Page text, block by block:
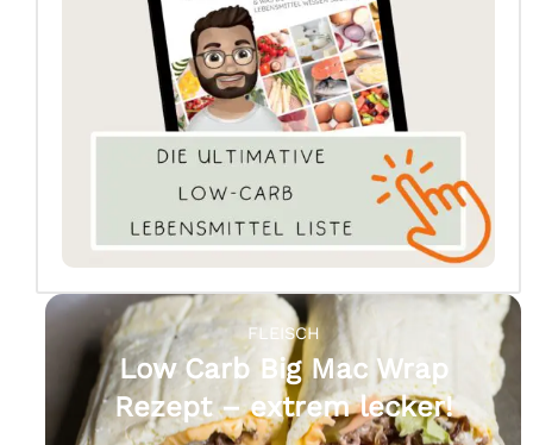
FLEISCH
Low Carb Big Mac Wrap
Rezept – extrem lecker!